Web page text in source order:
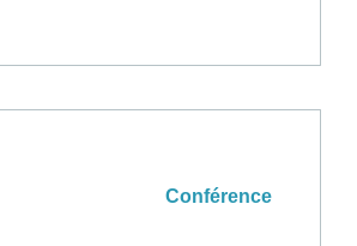
Conférence